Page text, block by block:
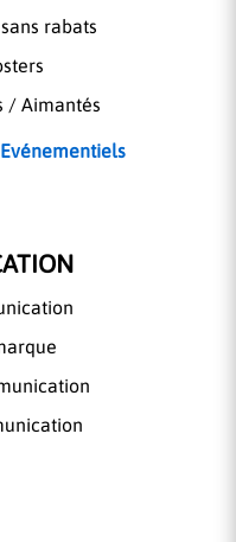
rabats
/ Aimantés